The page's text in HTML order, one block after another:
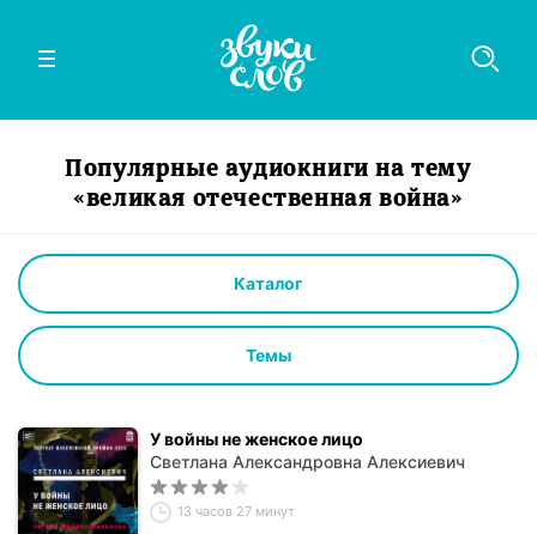
Популярные аудиокниги на тему
«великая отечественная война»
Каталог
Темы
У войны не женское лицо
Светлана Александровна Алексиевич
13 часов 27 минут